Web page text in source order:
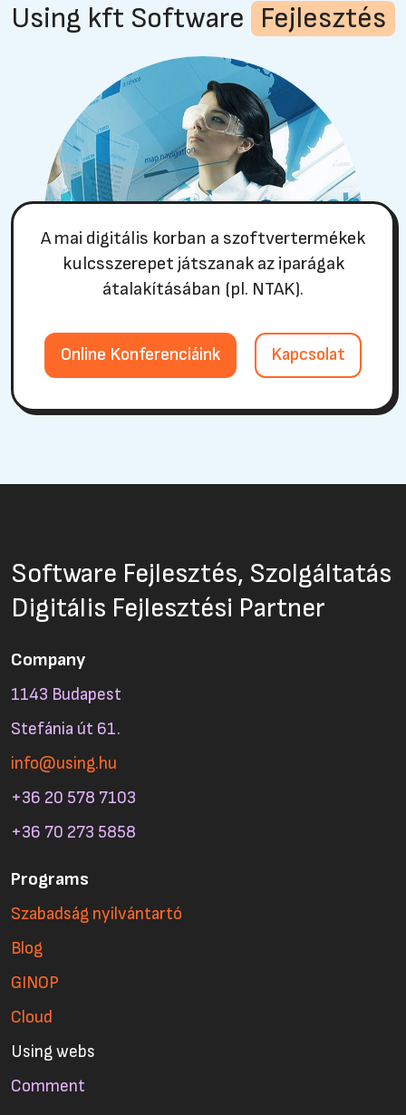
Using kft Software Fejlesztés
A mai digitális korban a szoftvertermékek
kulcsszerepet játszanak az iparágak
átalakításában (pl. NTAK).
Online Konferenciáink Kapcsolat
Software Fejlesztés, Szolgáltatás
Digitális Fejlesztési Partner
Company
1143 Budapest
Stefánia út 61.
info@using.hu
+36 20 578 7103
+36 70 273 5858
Programs
Szabadság nyilvántartó
Blog
GINOP
Cloud
Using webs
Comment